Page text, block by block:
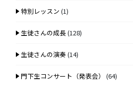
特別レッスン (1)
生徒さんの成長(128)
生徒さんの演奏(14)
門下生コンサート（発表会） (64)